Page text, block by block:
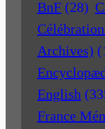
BnF (28)
Archives)
English
France